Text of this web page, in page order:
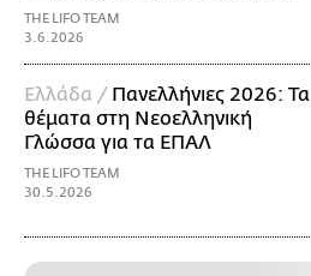
THE LIFO TEAM
3.6.2026
Ελλάδα / Πανελλήνιες 2026: Τα
θέματα στη Νεοελληνική
Γλώσσα για τα ΕΠΑΛ
THE LIFO TEAM
30.5.2026